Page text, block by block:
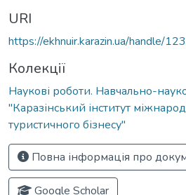
URI
https://ekhnuir.karazin.ua/handle/
Колекції
Наукові роботи. Навчально-
"Каразінський інститут
туристичного бізнесу"
Повна інформація про
Google Scholar